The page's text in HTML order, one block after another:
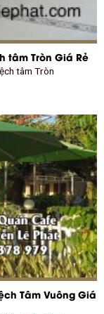
tâm Tròn Giá Rẻ
tâm Tròn
Tâm Vuông Giá